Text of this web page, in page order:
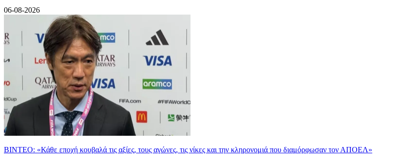
06-08-2026
ΒΙΝΤΕΟ: «Κάθε εποχή κουβαλά τις αξίες, τους αγώνες, τις νίκες και την κληρονομιά που διαμόρφωσαν τον ΑΠΟΕΛ»